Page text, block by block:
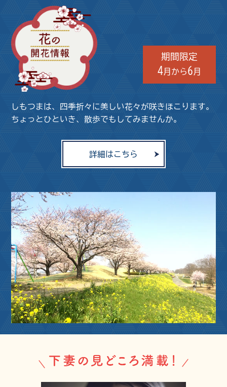
しもつまは、四季折々に美しい花々が咲きほこります。
ちょっとひといき、散歩でもしてみませんか。
詳細はこちら
期間限定
4月から6 月